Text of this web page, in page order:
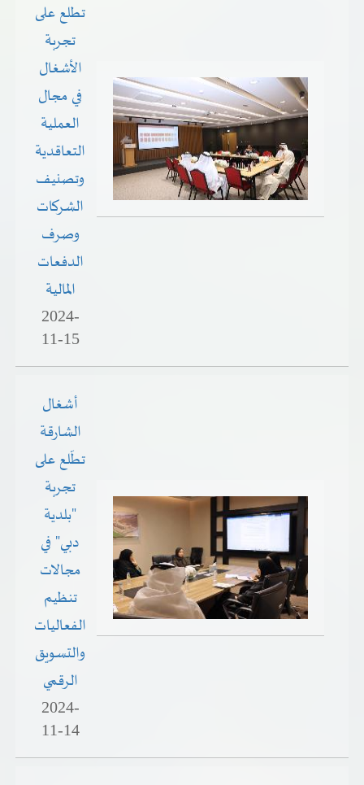
تطلع على
تجربة
الأشغال
في مجال
العملية
التعاقدية
وتصنيف
الشركات
وصرف
الدفعات
المالية
2024-
11-15
أشغال
الشارقة
تطّلع على
تجربة
"بلدية
دبي" في
مجالات
تنظيم
الفعاليات
والتسويق
الرقمي
2024-
11-14